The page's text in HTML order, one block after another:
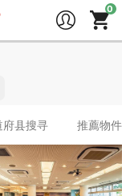
府县搜寻 推薦物件